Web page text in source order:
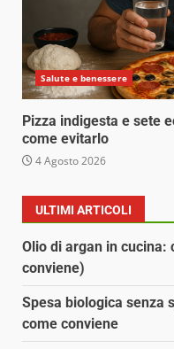
Salute e benessere
Pizza indigesta e sete
come evitarlo
4 Agosto 2026
ULTIMI ARTICOLI
Olio di argan in cucina:
conviene)
Spesa biologica senza
come conviene